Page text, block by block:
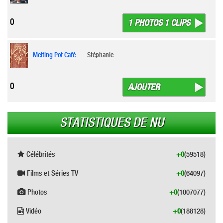
1 PHOTOS 1 CLIPS
0
Melting Pot Café Stéphanie
AJOUTER
0
STATISTIQUES DE NU
Célébrités (59518)
+0
Films et Séries TV (64097)
+0
Photos (1007077)
+0
Vidéo (188128)
+0